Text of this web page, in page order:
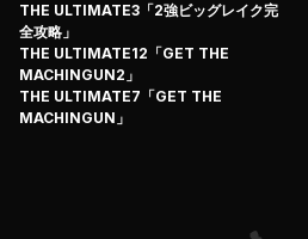
THE ULTIMATE3「2強ビッグレイク完
全攻略」
THE ULTIMATE12「GET THE
MACHINGUN2」
THE ULTIMATE7「GET THE
MACHINGUN」